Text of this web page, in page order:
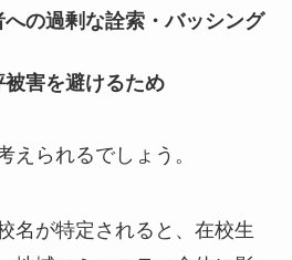
の過剰な詮索・バッシング
害を避けるため
えられるでしょう。
名が特定されると、在校生